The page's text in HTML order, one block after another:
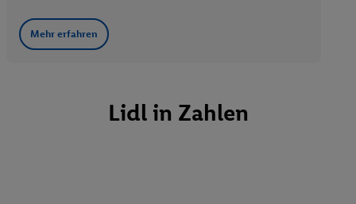
Mehr erfahren
Lidl in Zahlen